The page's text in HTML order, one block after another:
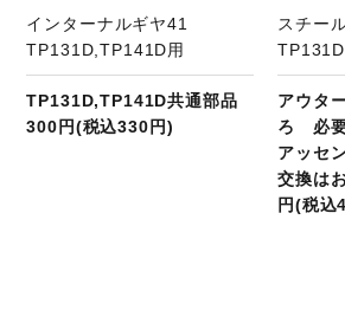
インターナルギヤ41
TP131D,TP141D用
TP131D,TP141D共通部品
300円(税込330円)
スチー
アウタ
ろ 必
アッセ
交換は
円(税込